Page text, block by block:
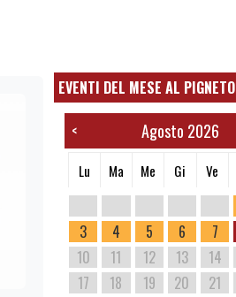
EVENTI DEL MESE AL PIGNETO
< Agosto 2026
Lu Ma Me Gi Ve
3
4 5 6 7
10
11 12 13 14
17
18 19 20 21